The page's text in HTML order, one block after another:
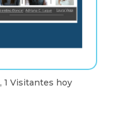
, 1 Visitantes hoy